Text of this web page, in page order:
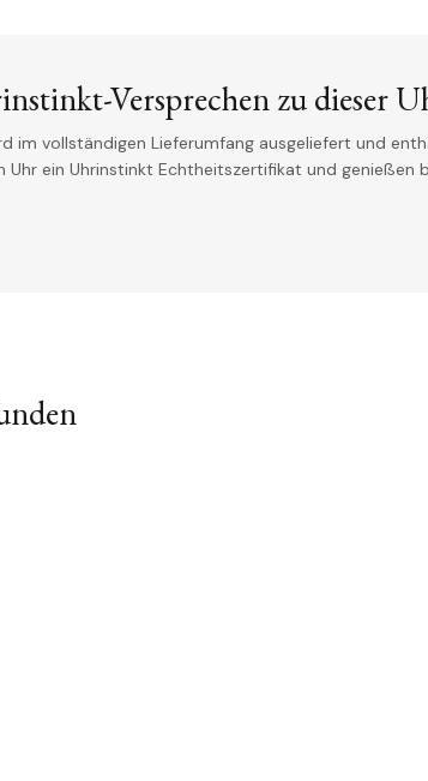
Versprechen zu dieser
im vollständigen Lieferumfang ausgeliefert und
Uhr ein Uhrinstinkt Echtheitszertifikat und